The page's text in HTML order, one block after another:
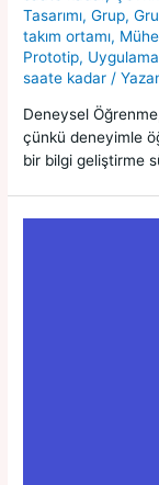
Tasarımı,Grup,
takım ortamı,
Prototip,
saate kadar /
Deneysel
çünkü deneyimle
bir bilgi geliştirme